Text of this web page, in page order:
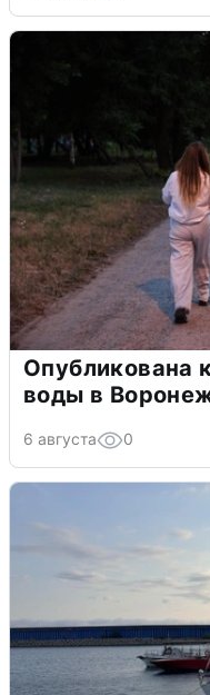
Опубликована
воды в
6 августа 0